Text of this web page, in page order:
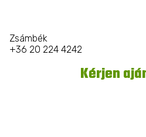
Zsámbék
+36 20 224 4242
Kérjen